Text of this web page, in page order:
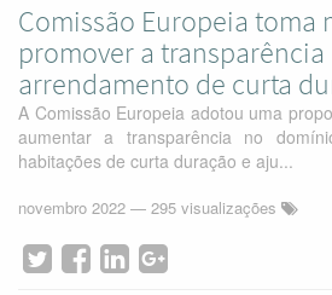
Comissão Europeia toma
promover a
arrendamento de curta
A Comissão Europeia adotou uma
aumentar a transparência no
habitações de curta duração e aju...
novembro 2022 — 295 visualizações